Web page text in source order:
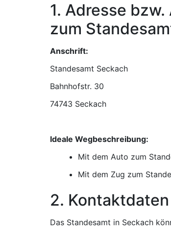
1. Adresse
zum
Anschrift:
Standesamt Seckach
74743 Seckach
Ideale Wegbeschreibung:
Mit dem Auto zum
Mit dem Zug zum
2.
Das Standesamt in Seckach